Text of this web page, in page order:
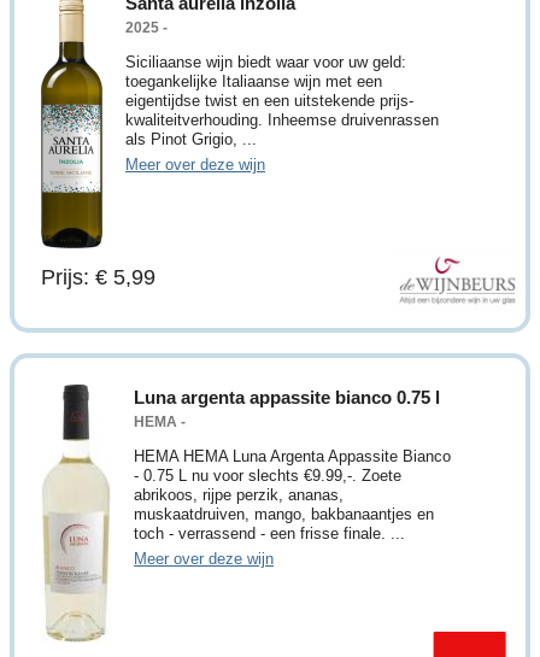
2025 -
Siciliaanse wijn biedt waar voor uw geld:
toegankelijke Italiaanse wijn met een
eigentijdse twist en een uitstekende prijs-
kwaliteitverhouding. Inheemse druivenrassen
als Pinot Grigio, ...
Meer over deze wijn
Prijs: € 5,99
Luna argenta appassite bianco 0.75 l
HEMA -
HEMA HEMA Luna Argenta Appassite Bianco
- 0.75 L nu voor slechts €9.99,-. Zoete
abrikoos, rijpe perzik, ananas,
muskaatdruiven, mango, bakbanaantjes en
toch - verrassend - een frisse finale. ...
Meer over deze wijn